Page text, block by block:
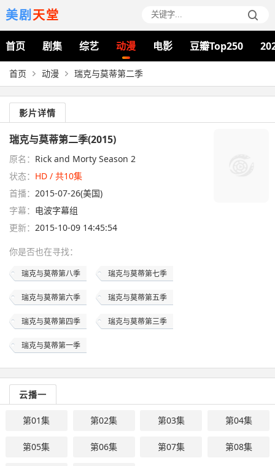
美剧天堂
首页 剧集 综艺 动漫 电影 豆瓣Top250
首页 动漫 瑞克与莫蒂第二季
影片详情
瑞克与莫蒂第二季(2015)
原名： Rick and Morty Season 2
状态： HD / 共10集
首播： 2015-07-26(美国)
字幕： 电波字幕组
更新： 2015-10-09 14:45:54
你是否也在寻找：
瑞克与莫蒂第八季 瑞克与莫蒂第七季
瑞克与莫蒂第六季 瑞克与莫蒂第五季
瑞克与莫蒂第四季 瑞克与莫蒂第三季
瑞克与莫蒂第一季
云播一
第01集 第02集 第03集 第04集
第05集 第06集 第07集 第08集